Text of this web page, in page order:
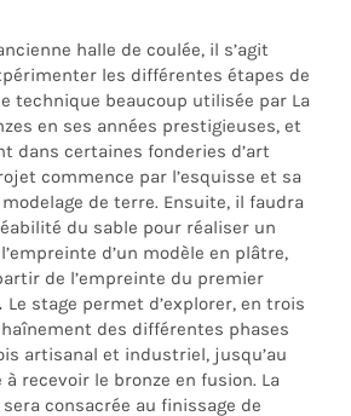
halle de coulée, il s’agit
les différentes étapes de
technique beaucoup utilisée par La
en ses années prestigieuses, et
dans certaines fonderies d’art
commence par l’esquisse et sa
de terre. Ensuite, il faudra
du sable pour réaliser un
d’un modèle en plâtre,
de l’empreinte du premier
stage permet d’explorer, en trois
des différentes phases
artisanal et industriel, jusqu’au
recevoir le bronze en fusion. La
consacrée au finissage de